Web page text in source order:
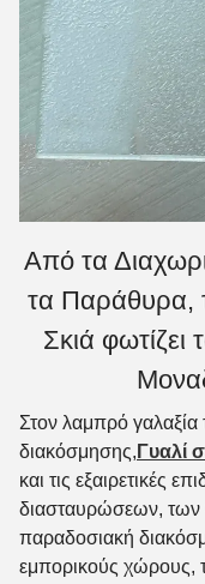
Από τα
τα Παράθυρα,
Σκιά
Στον λαμπρό γαλαξία
διακόσμησης, Γυαλί
και τις εξαιρετικές
διασταυρώσεων,
παραδοσιακή
εμπορικούς χώρους,